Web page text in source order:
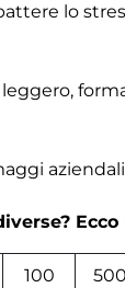
lo
Ecco
100 500